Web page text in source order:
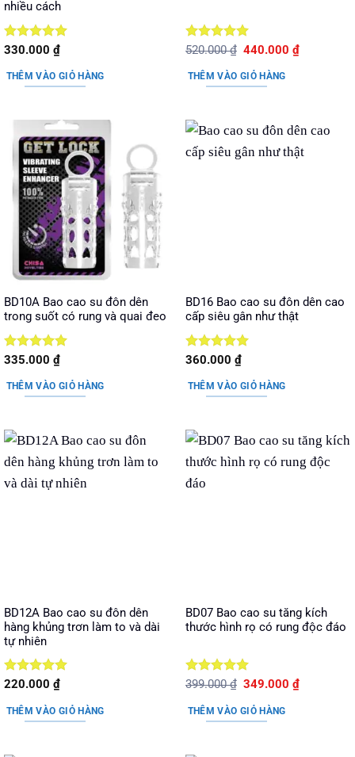
nhiều cách
Được xếp
sao
330.000 ₫
THÊM VÀO GIỎ HÀNG
Được xếp
sao
520.000₫ Giá
là:
520.000 ₫.
440.000₫Giá
THÊM VÀO GIỎ HÀNG
BD10A Bao cao su đôn dên
trong suốt có rung và quai đeo
Được xếp
sao
335.000 ₫
THÊM VÀO GIỎ HÀNG
BD16 Bao cao su đôn dên cao
cấp siêu gân như thật
Được xếp
sao
360.000 ₫
THÊM VÀO GIỎ HÀNG
BD12A Bao cao su đôn dên
hàng khủng trơn làm to và dài
tự nhiên
Được xếp
sao
220.000 ₫
THÊM VÀO GIỎ HÀNG
BD07 Bao cao su tăng kích
thước hình rọ có rung độc đáo
Được xếp
sao
399.000₫ Giá
là:
399.000 ₫.
349.000₫Giá
THÊM VÀO GIỎ HÀNG